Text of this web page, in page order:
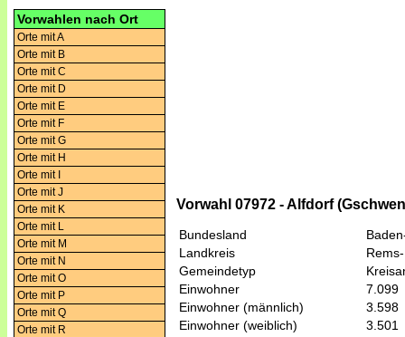
Vorwahlen nach Ort
Orte mit A
Orte mit B
Orte mit C
Orte mit D
Orte mit E
Orte mit F
Orte mit G
Orte mit H
Orte mit I
Orte mit J
Orte mit K
Orte mit L
Orte mit M
Orte mit N
Orte mit O
Orte mit P
Orte mit Q
Orte mit R
Vorwahl 07972 - Alfdorf
Bundesland
Landkreis
Gemeindetyp
Einwohner
7.099
Einwohner (männlich)
3.598
Einwohner (weiblich)
3.501